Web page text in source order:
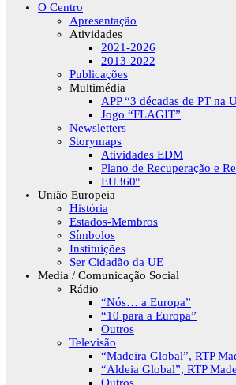
O Centro
Apresentação
Atividades
2021-2026
2013-2022
Publicações
Multimédia
APP “3 décadas de PT na
Jogo “FLAGIT”
Newsletters
Storymaps
Atividades EDM
Plano de Recuperação e
EU360º
União Europeia
História
Estados-Membros
Símbolos
Instituições
Ser Cidadão da UE
Media / Comunicação Social
Rádio
“Nós… a Europa”
“10 para a Europa”
Outros
Televisão
“Madeira Global”, RTP
“Aldeia Global”, RTP